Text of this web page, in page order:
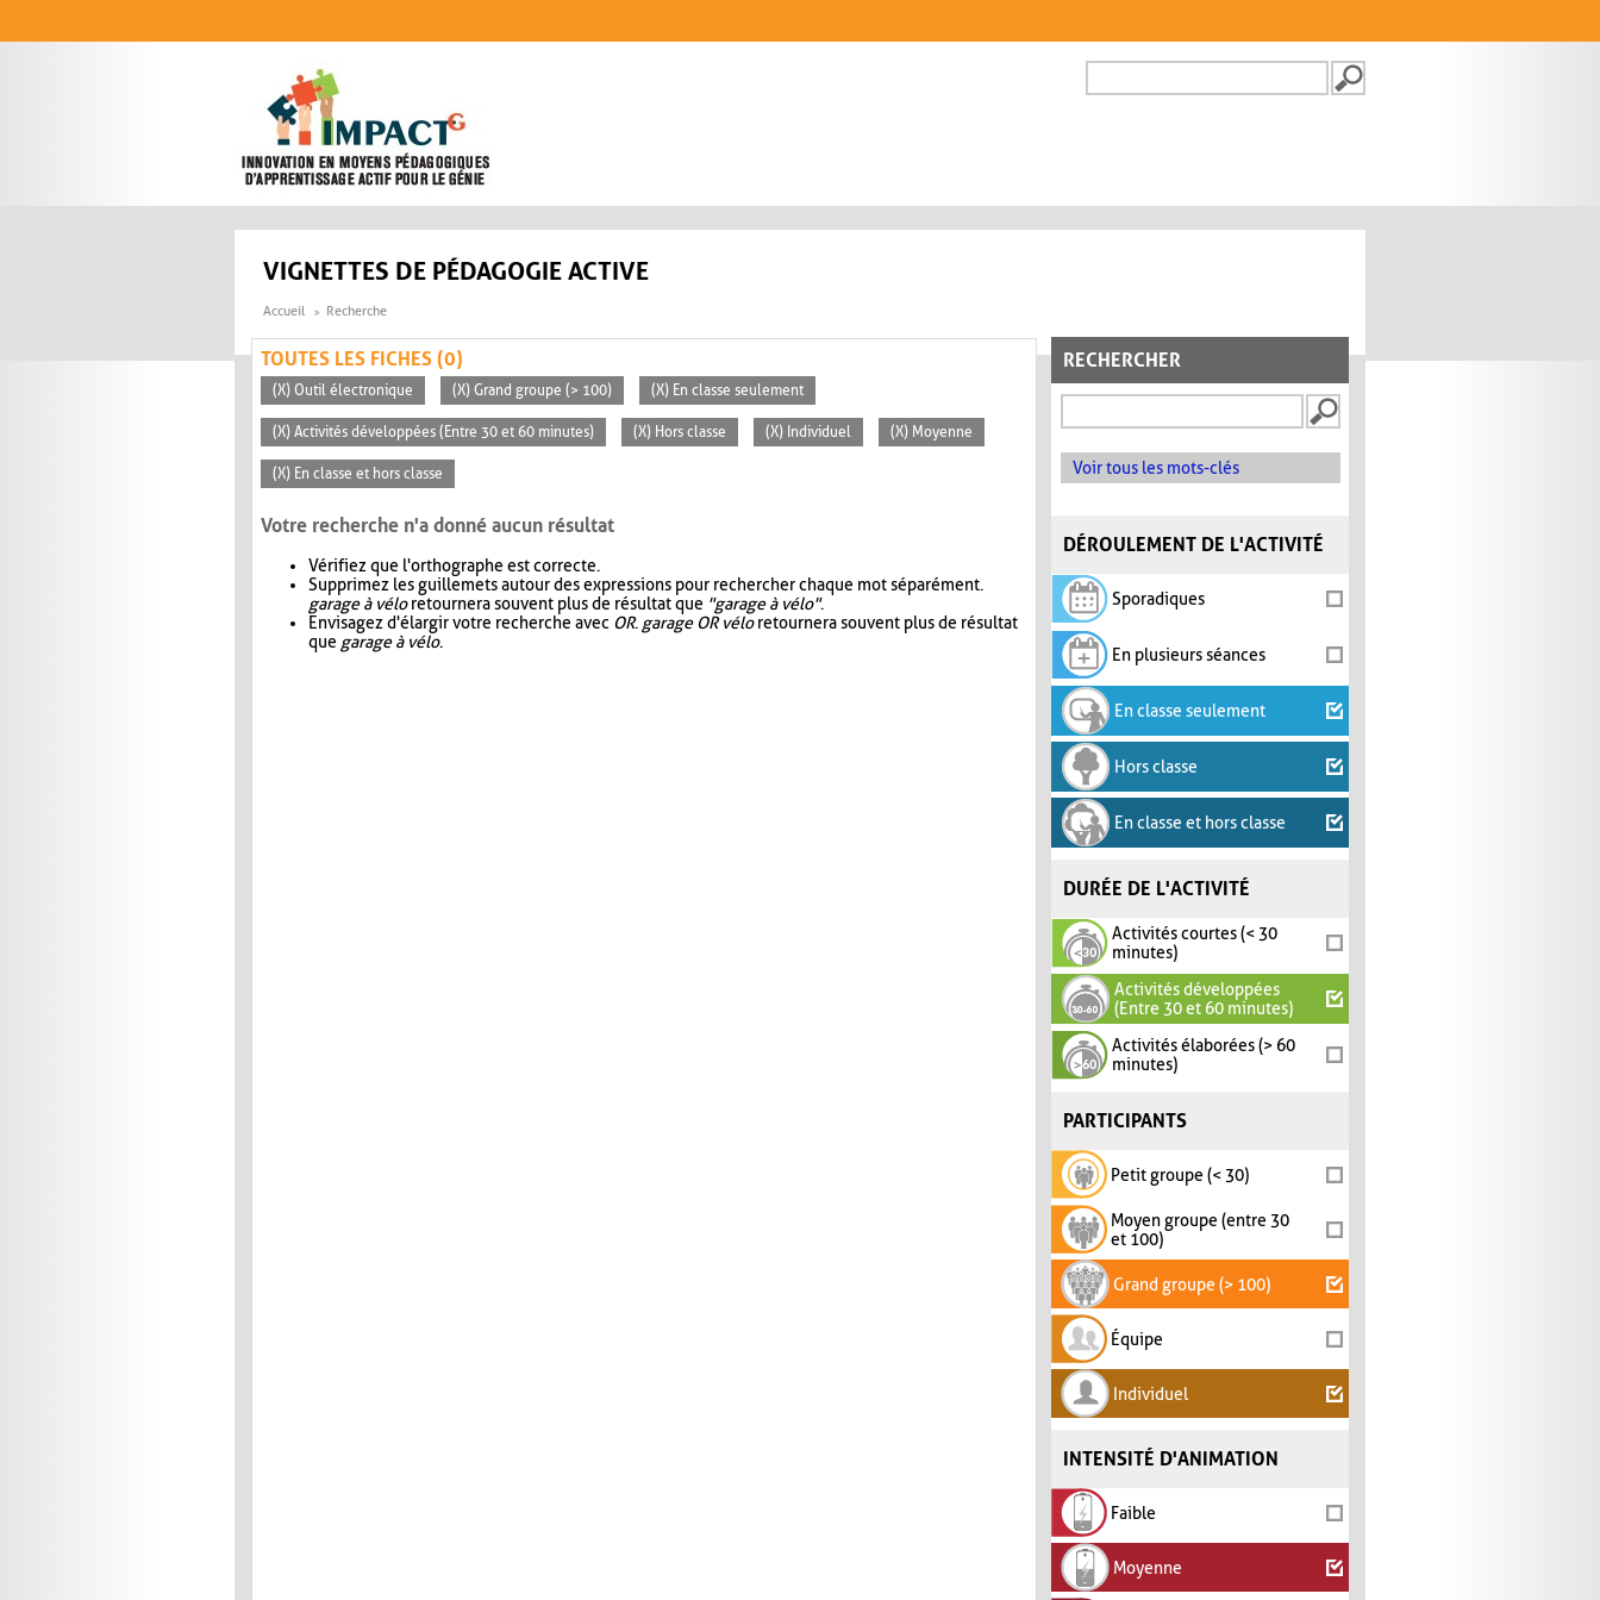
FORMULAIRE DE
VIGNETTES DE PÉDAGOGIE ACTIVE
Accueil Recherche
RECHERCHER
Voir tous les mots-clés
DÉROULEMENT DE L'ACTIVITÉ
Sporadiques
En plusieurs séances
En classe seulement
Hors classe
En classe et hors classe
DURÉE DE L'ACTIVITÉ
Activités courtes (< 30
minutes)
Activités développées
(Entre 30 et 60 minutes)
Activités élaborées (> 60
minutes)
PARTICIPANTS
Petit groupe (< 30)
Moyen groupe (entre 30
et 100)
Grand groupe (> 100)
Équipe
Individuel
INTENSITÉ D'ANIMATION
Faible
Moyenne
TOUTES LES FICHES (0)
(X) Outil électronique (X) Grand groupe (> 100) (X) En classe seulement
(X) Activités développées (Entre 30 et 60 minutes) (X) Hors classe (X) Individuel (X) Moyenne
(X) En classe et hors classe
Votre recherche n'a donné aucun résultat
Vérifiez que l'orthographe est correcte.
Supprimez les guillemets autour des expressions pour rechercher chaque mot séparément.
garage à véloretournera souvent plus de résultat que "garage à vélo".
Envisagez d'élargir votre recherche avec OR. garage OR véloretournera souvent plus de résultat
que garage à vélo.